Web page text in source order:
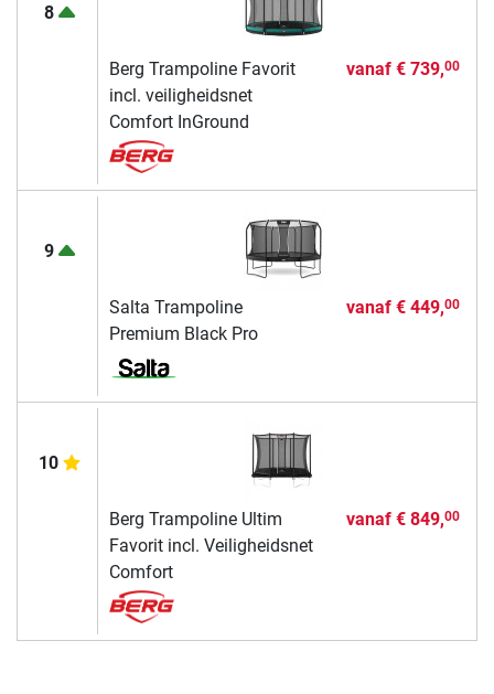
8
Berg Trampoline Favorit
incl. veiligheidsnet
Comfort InGround
vanaf € 739,00
9
Salta Trampoline
Premium Black Pro
vanaf € 449,00
10
Berg Trampoline Ultim
Favorit incl. Veiligheidsnet
Comfort
vanaf € 849,00